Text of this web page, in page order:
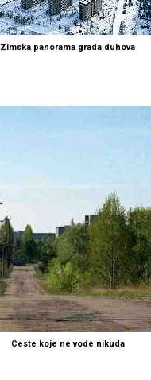
Zimska panorama grada duhova
Ceste koje ne vode nikuda